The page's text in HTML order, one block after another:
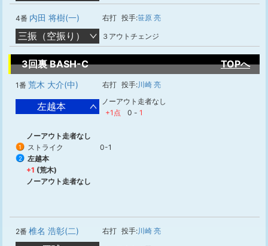
4番 内田 将樹(一) 右打 投手:笹原 亮
三振（空振り） ３アウトチェンジ
3回裏 BASH-C TOPへ
1番 荒木 大介(中) 右打 投手:川崎 亮
左越本
ノーアウト走者なし
+1点
0 - 1
ノーアウト走者なし
1 ストライク 0-1
2
左越本
+1 (荒木)
ノーアウト走者なし
2番 椎名 浩彰(二) 右打 投手:川崎 亮